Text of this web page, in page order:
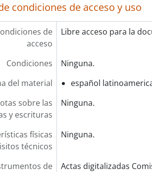
condiciones de acceso y uso
de
acceso
Libre acceso para la
Condiciones
Ninguna.
del material
español
sobre las
y escrituras
Ninguna.
físicas
técnicos
Ninguna.
de
Actas digitalizadas